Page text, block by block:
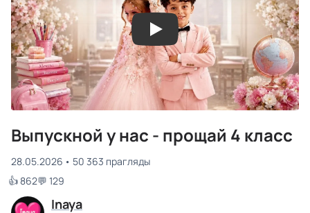
Выпускной у нас - прощай 4 класс
28.05.2026
50 363 прагляды
👍 862💬 129
Inaya